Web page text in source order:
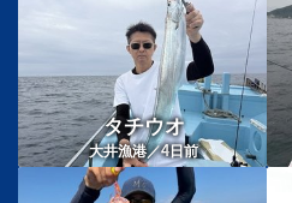
タチウオ
大井漁港／4日前